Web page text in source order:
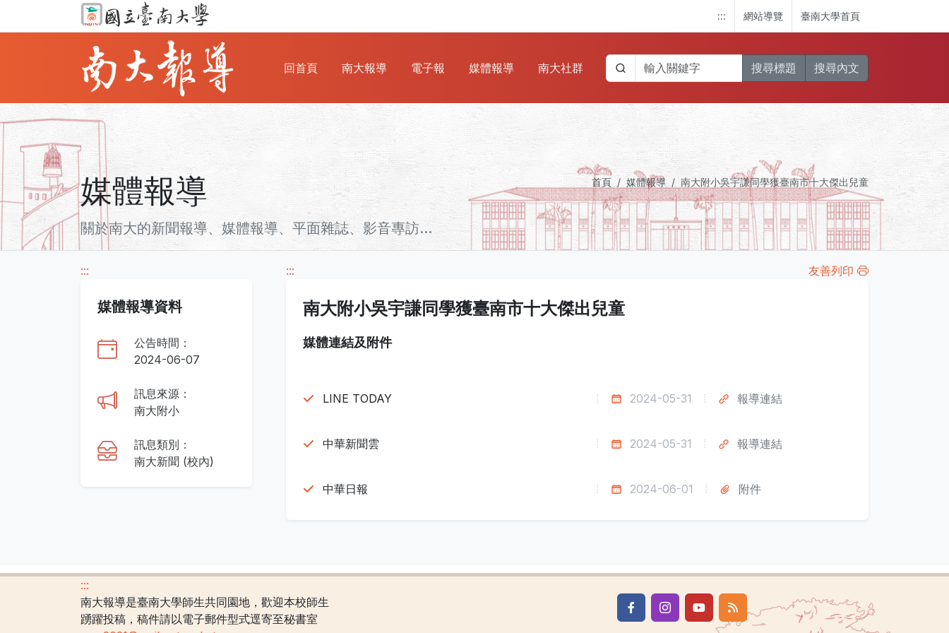
::: 網站導覽 臺南大學首頁
回首頁 南大報導 電子報 媒體報導 南大社群 搜尋標題 搜尋內文
媒體報導
關於南大的新聞報導、媒體報導、平面雜誌、影音專訪...
首頁 媒體報導 南大附小吳宇謙同學獲臺南市十大傑出兒童
::: 友善列印
南大附小吳宇謙同學獲臺南市十大傑出兒童
媒體連結及附件
LINE TODAY 2024-05-31 報導連結
中華新聞雲 2024-05-31 報導連結
中華日報 2024-06-01 附件
:::
媒體報導資料
公告時間：
2024-06-07
訊息來源：
南大附小
訊息類別：
南大新聞 (校內)
:::
南大報導是臺南大學師生共同園地，歡迎本校師生
踴躍投稿，稿件請以電子郵件型式逕寄至秘書室